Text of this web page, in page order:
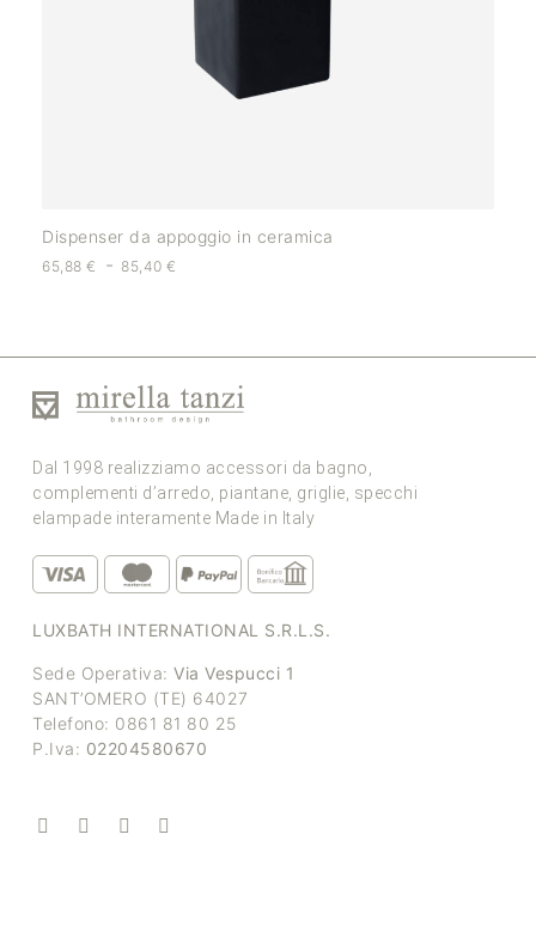
Dispenser da appoggio in ceramica
65,88 € - 85,40€
Dal 1998 realizziamo accessori da bagno,
complementi d’arredo, piantane, griglie, specchi
elampade interamente Made in Italy
LUXBATH INTERNATIONAL S.R.L.S.
Sede Operativa: Via Vespucci 1
SANT’OMERO (TE) 64027
Telefono: 0861 81 80 25
P.Iva: 02204580670